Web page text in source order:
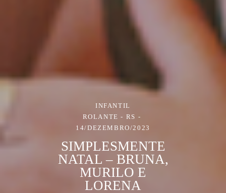
INFANTIL
ROLANTE - RS
14/DEZEMBRO/2023
SIMPLESMENTE
NATAL – BRUNA,
MURILO E
LORENA